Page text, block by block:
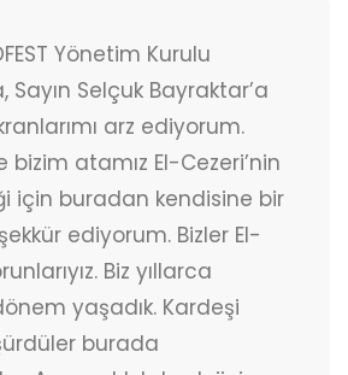
Yönetim Kurulu
Sayın Selçuk Bayraktar’a
arz ediyorum.
bizim atamız El-Cezeri’nin
için buradan kendisine bir
ediyorum. Bizler El-
Biz yıllarca
yaşadık. Kardeşi
burada